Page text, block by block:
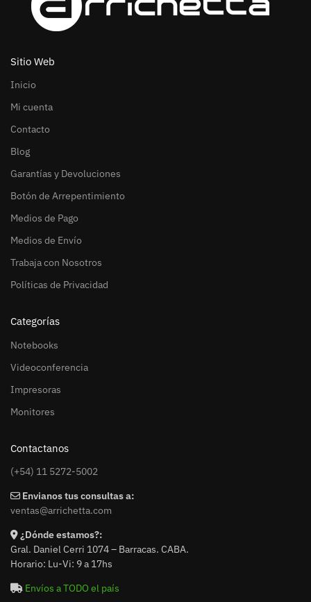
Sitio Web
Inicio
Mi cuenta
Contacto
Blog
Garantías y Devoluciones
Botón de Arrepentimiento
Medios de Pago
Medios de Envío
Trabaja con Nosotros
Políticas de Privacidad
Categorías
Notebooks
Videoconferencia
Impresoras
Monitores
Contactanos
(+54) 11 5272-5002
Envianos tus consultas a:
ventas@arrichetta.com
¿Dónde estamos?:
Gral. Daniel Cerri 1074 – Barracas. CABA.
Horario: Lu-Vi: 9 a 17hs
Envíos a TODO el país